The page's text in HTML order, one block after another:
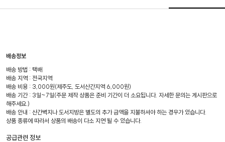
배송정보
배송 방법 : 택배
배송 지역 : 전국지역
배송 비용 : 3,000원(제주도, 도서산간지역 6,000원)
배송 기간 : 3일~7일(주문 제작 상품은 준비 기간이 더 소요됩니다. 자세한 문의는 게시판으로
해주세요.)
배송 안내 : 산간벽지나 도서지방은 별도의 추가 금액을 지불하셔야 하는 경우가 있습니다.
상품 종류에 따라서 상품의 배송이 다소 지연 될 수 있습니다.
공급관련 정보